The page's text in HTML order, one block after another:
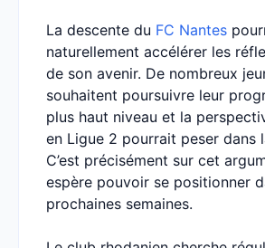
La descente du FC Nantes
naturellement accélérer les
de son avenir. De nombreux
souhaitent poursuivre leur
plus haut niveau et la
en Ligue 2 pourrait peser dans
C’est précisément sur cet
espère pouvoir se positionner
prochaines semaines.